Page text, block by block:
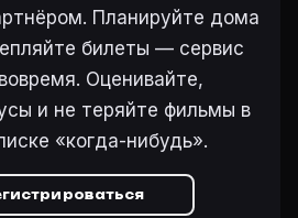
Планируйте дома
билеты — сервис
Оценивайте,
и не теряйте фильмы в
«когда-нибудь».